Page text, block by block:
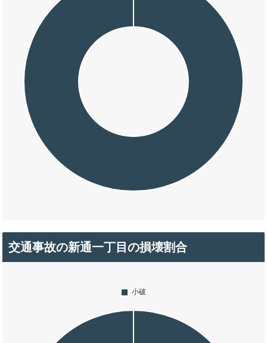
交通事故の新通一丁目の損壊割合